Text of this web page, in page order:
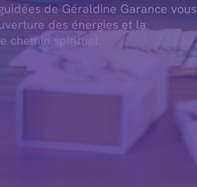
de Géraldine Garance vous
des énergies et la
spirituel.